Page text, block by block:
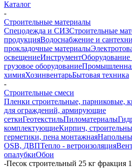
Каталог
-
Строительные материалы
Спецодежда и СИЗСтроительные
продукцияВодоснабжение и
прокладочные материалы
освещениеИнструментОборудование
грузовое оборудование
химияХозинвентарьБытовая техника
-
Строительные смеси
Пленки строительные, парниковые,
для ограждений, армирующие
сеткиГеотекстильПиломатериалы
комплектующиеКирпич,
герметики, пена монтажная
OSB, ДВПТепло - ветроизоляция
опалубкиОбои
-Песок строительный 25 кг фракция